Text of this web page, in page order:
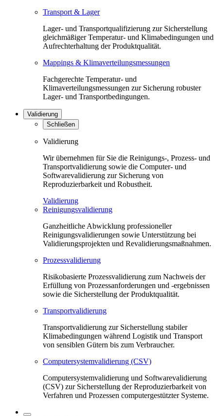
Transport & Lager
Lager- und Transportqualifizierung zur Sicherstellung
gleichmäßiger Temperatur- und Klimabedingungen und
Aufrechterhaltung der Produktqualität.
Mappings & Klimaverteilungsmessungen
Fachgerechte Temperatur- und
Klimaverteilungsmessungen zur Sicherung robuster
Lager- und Transportbedingungen.
Validierung
Schließen
Validierung
Wir übernehmen für Sie die Reinigungs-, Prozess- und
Transportvalidierung sowie die Computer- und
Softwarevalidierung zur Sicherung von
Reproduzierbarkeit und Robustheit.
Validierung
Reinigungsvalidierung
Ganzheitliche Abwicklung professioneller
Reinigungsvalidierungen sowie Unterstützung bei
Validierungsprojekten und Revalidierungsmaßnahmen.
Prozessvalidierung
Risikobasierte Prozessvalidierung zum Nachweis der
Erfüllung von Prozessanforderungen und -ergebnissen
sowie die Sicherstellung der Produktqualität.
Transportvalidierung
Transportvalidierung zur Sicherstellung stabiler
Klimabedingungen während Logistik und Transport
von sensiblen Gütern bis zum Verbraucher.
Computersystemvalidierung (CSV)
Computersystemvalidierung und Softwarevalidierung
(CSV) zur Sicherstellung der Reproduzierbarkeit von
Verfahren und Prozessen computergestützter Systeme.